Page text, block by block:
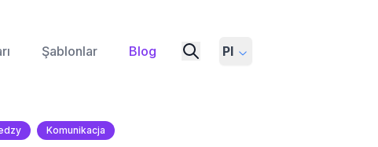
Şablonlar Blog Pl
Komunikacja